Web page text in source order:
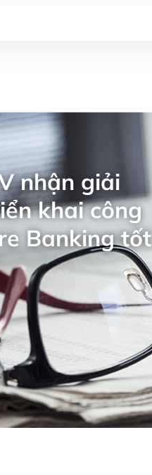
nhận giải
khai công
Banking tốt